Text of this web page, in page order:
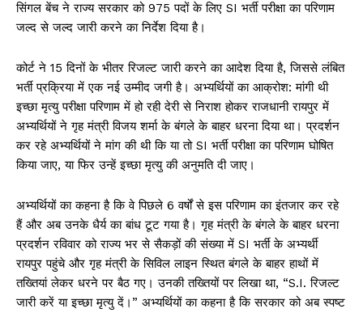
सिंगल बेंच ने राज्य सरकार को 975 पदों के लिए SI भर्ती परीक्षा का परिणाम
जल्द से जल्द जारी करने का निर्देश दिया है।
कोर्ट ने 15 दिनों के भीतर रिजल्ट जारी करने का आदेश दिया है, जिससे लंबित
भर्ती प्रक्रिया में एक नई उम्मीद जगी है। अभ्यर्थियों का आक्रोश: मांगी थी
इच्छा मृत्यु परीक्षा परिणाम में हो रही देरी से निराश होकर राजधानी रायपुर में
अभ्यर्थियों ने गृह मंत्री विजय शर्मा के बंगले के बाहर धरना दिया था। प्रदर्शन
कर रहे अभ्यर्थियों ने मांग की थी कि या तो SI भर्ती परीक्षा का परिणाम घोषित
किया जाए, या फिर उन्हें इच्छा मृत्यु की अनुमति दी जाए।
अभ्यर्थियों का कहना है कि वे पिछले 6 वर्षों से इस परिणाम का इंतजार कर रहे
हैं और अब उनके धैर्य का बांध टूट गया है। गृह मंत्री के बंगले के बाहर धरना
प्रदर्शन रविवार को राज्य भर से सैकड़ों की संख्या में SI भर्ती के अभ्यर्थी
रायपुर पहुंचे और गृह मंत्री के सिविल लाइन स्थित बंगले के बाहर हाथों में
तख्तियां लेकर धरने पर बैठ गए। उनकी तख्तियों पर लिखा था, “S.I. रिजल्ट
जारी करें या इच्छा मृत्यु दें।” अभ्यर्थियों का कहना है कि सरकार को अब स्पष्ट